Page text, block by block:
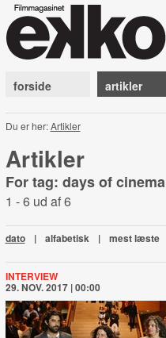
forside artikler
Du er her:Artikler
Artikler
For tag: days of cinema
1 - 6 ud af 6
dato | alfabetisk | mest læste
INTERVIEW
29. NOV. 2017 | 00:00